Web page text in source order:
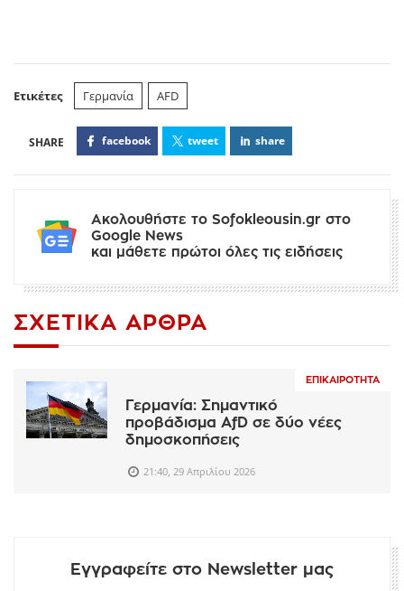
Ετικέτες Γερμανία AFD
facebook tweet share
Ακολουθήστε το Sofokleousin.gr στο
Google News
και μάθετε πρώτοι όλες τις ειδήσεις
ΣΧΕΤΙΚΆ ΆΡΘΡΑ
ΕΠΙΚΑΙΡΌΤΗΤΑ
Γερμανία: Σημαντικό
προβάδισμα AfD σε δύο νέες
δημοσκοπήσεις
21:40, 29 Απριλίου 2026
Εγγραφείτε στο Newsletter μας